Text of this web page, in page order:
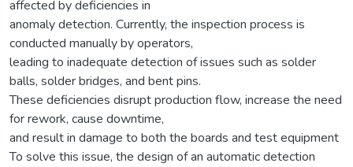
affected by deficiencies in
anomaly detection. Currently, the inspection process is
conducted manually by operators,
leading to inadequate detection of issues such as solder
balls, solder bridges, and bent pins.
These deficiencies disrupt production flow, increase the need
for rework, cause downtime,
and result in damage to both the boards and test equipment
To solve this issue, the design of an automatic detection